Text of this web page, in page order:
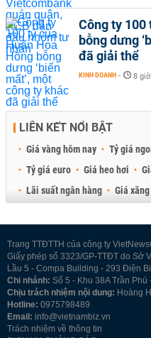
Công ty 100
bỗng dưng
đã giải thể
KINH DOANH - 8
LIÊN KẾT NỔI BẬT
Giá vàng hôm nay Tỷ giá
Tỷ giá euro
Giá heo hơi
Lãi suất ngân hàng
Giá
Trang TTĐTTH của công ty
Giấy phép số 3323/GP-TTĐT do Sở
Lầu 5 - Compa Building - 293 Điện
Chi nhánh: Số 5 - Khu 38A Trần
Chịu trách nhiệm nội dung: Hoàng
Hotline: 0975798489
Email: info@vietnambiz.vn
Trách nhiệm về thông tin